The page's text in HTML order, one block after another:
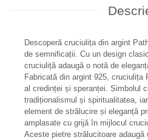
Descoperă cruciulița din argint
de semnificații. Cu un design
cruciuliță adaugă o notă de
Fabricată din argint 925, cruciulița
al credinței și speranței. Simbolul
tradiționalismul și spiritualitatea,
element de strălucire și eleganță
amplasate cu grijă în mijlocul
Aceste pietre strălucitoare adaugă